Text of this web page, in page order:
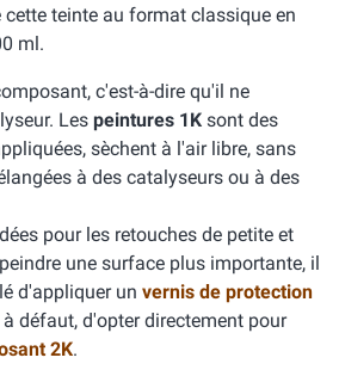
teinte au format classique en
ml.
c'est-à-dire qu'il ne
Les peintures 1K sont des
sèchent à l'air libre, sans
à des catalyseurs ou à des
pour les retouches de petite et
une surface plus importante, il
d'appliquer un vernis de protection
défaut, d'opter directement pour
2K.